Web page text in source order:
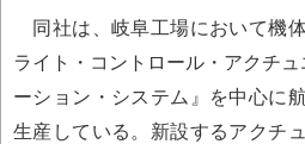
同社は、岐阜工場において機
ライト・コントロール・アクチュ
ーション・システム』を中心に
生産している。新設するアクチ